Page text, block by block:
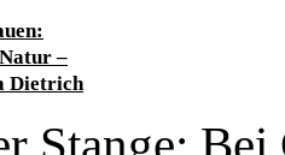
–
Dietrich